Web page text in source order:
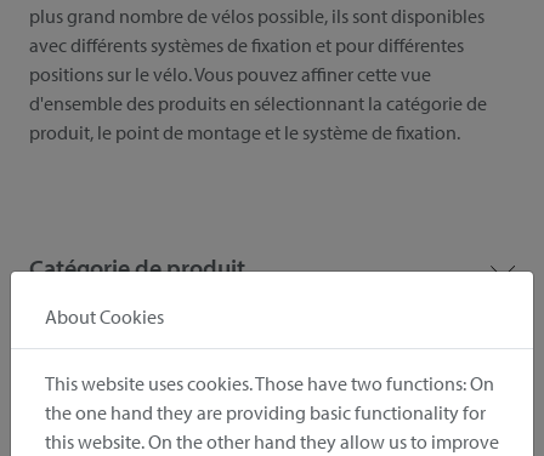
plus grand nombre de vélos possible, ils sont disponibles
avec différents systèmes de fixation et pour différentes
positions sur le vélo. Vous pouvez affiner cette vue
d'ensemble des produits en sélectionnant la catégorie de
produit, le point de montage et le système de fixation.
Catégorie de produit
Position de montage
Système de fixation
About Cookies
This website uses cookies. Those have two functions: On
the one hand they are providing basic functionality for
this website. On the other hand they allow us to improve